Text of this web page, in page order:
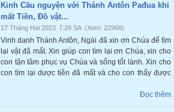
Kinh Cầu nguyện với Thánh Antôn Pađua khi
mất Tiền, Đồ vật...
17 Tháng Hai 2023 7:28 SA (Xem: 22968)
Vinh danh Thánh Antôn, Ngài đã xin ơn Chúa để tìm
lại vật đã mất. Xin giúp con tìm lại ơn Chúa, xin cho
con tận tâm phục vụ Chúa và sống tốt lành. Xin cho
con tìm lại dược tiền đã mất và cho con thấy được
Đọc thêm